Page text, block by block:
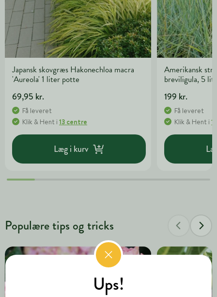
Japansk skovgræs Hakonechloa macra
'Aureola' 1 liter potte
69,95 kr.
Få leveret
Klik & Hent i 13 centre
Læg i kurv
Amerikansk
breviligula, 5
199 kr.
Få leveret
Klik & Hent i
Populære tips og tricks
Ups!